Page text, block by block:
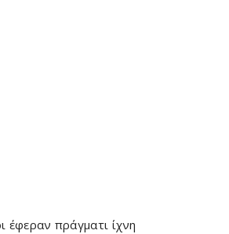
έφεραν πράγματι ίχνη